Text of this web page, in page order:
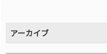
アーカイブ